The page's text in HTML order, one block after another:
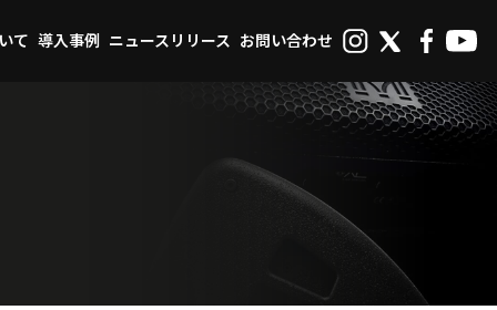
て 導入事例 ニュースリリース お問い合わせ